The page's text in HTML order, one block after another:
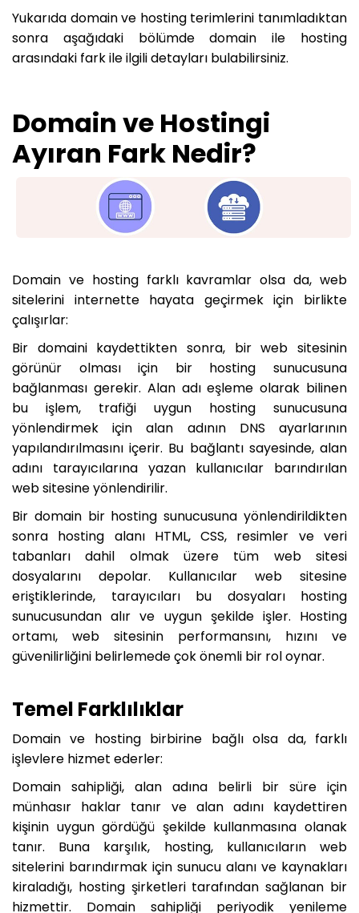
Yukarıda domain ve hosting terimlerini tanımladıktan
sonra aşağıdaki bölümde domain ile hosting
arasındaki fark ile ilgili detayları bulabilirsiniz.
Domain ve Hostingi
Ayıran Fark Nedir?
Domain ve hosting farklı kavramlar olsa da, web
sitelerini internette hayata geçirmek için birlikte
çalışırlar:
Bir domaini kaydettikten sonra, bir web sitesinin
görünür olması için bir hosting sunucusuna
bağlanması gerekir. Alan adı eşleme olarak bilinen
bu işlem, trafiği uygun hosting sunucusuna
yönlendirmek için alan adının DNS ayarlarının
yapılandırılmasını içerir. Bu bağlantı sayesinde, alan
adını tarayıcılarına yazan kullanıcılar barındırılan
web sitesine yönlendirilir.
Bir domain bir hosting sunucusuna yönlendirildikten
sonra hosting alanı HTML, CSS, resimler ve veri
tabanları dahil olmak üzere tüm web sitesi
dosyalarını depolar. Kullanıcılar web sitesine
eriştiklerinde, tarayıcıları bu dosyaları hosting
sunucusundan alır ve uygun şekilde işler. Hosting
ortamı, web sitesinin performansını, hızını ve
güvenilirliğini belirlemede çok önemli bir rol oynar.
Temel Farklılıklar
Domain ve hosting birbirine bağlı olsa da, farklı
işlevlere hizmet ederler:
Domain sahipliği, alan adına belirli bir süre için
münhasır haklar tanır ve alan adını kaydettiren
kişinin uygun gördüğü şekilde kullanmasına olanak
tanır. Buna karşılık, hosting, kullanıcıların web
sitelerini barındırmak için sunucu alanı ve kaynakları
kiraladığı, hosting şirketleri tarafından sağlanan bir
hizmettir. Domain sahipliği periyodik yenileme